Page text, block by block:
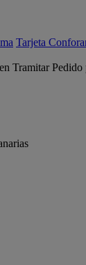
Tarjeta
Tramitar Pedido